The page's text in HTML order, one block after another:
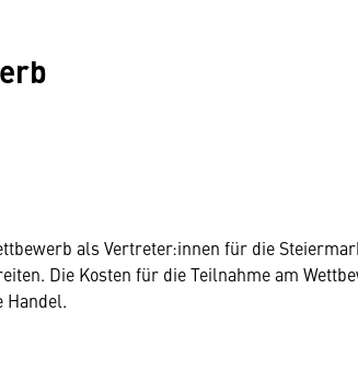
als Vertreter:innen für die
Die Kosten für die Teilnahme am
Handel.